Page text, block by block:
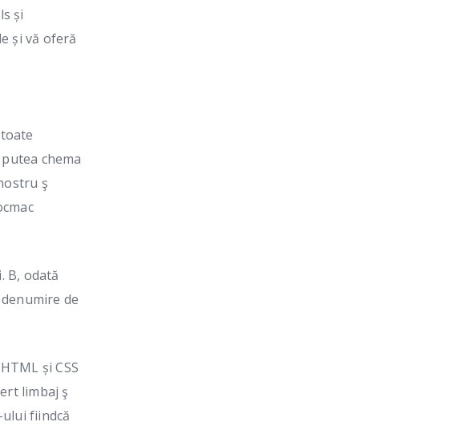
și
și vă oferă
chema
ş
B, odată
de
și CSS
limbaj ş
fiindcă